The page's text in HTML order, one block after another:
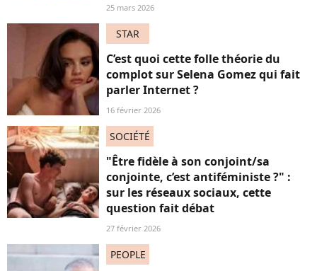
25 mars 2026
STAR
C’est quoi cette folle théorie du
complot sur Selena Gomez qui fait
parler Internet ?
16 février 2026
SOCIÉTÉ
"Être fidèle à son conjoint/sa
conjointe, c’est antiféministe ?" :
sur les réseaux sociaux, cette
question fait débat
27 février 2026
PEOPLE